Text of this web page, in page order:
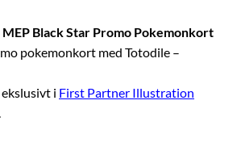
Black Star Promo Pokemonkort
pokemonkort med Totodile –
i First Partner Illustration